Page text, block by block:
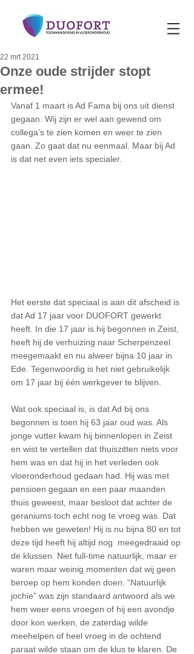
Onze oude strijder stopt
ermee!
22 mrt 2021
Vanaf 1 maart is Ad Fama bij ons uit dienst
gegaan. Wij zijn er wel aan gewend om
collega’s te zien komen en weer te zien
gaan. Zo gaat dat nu eenmaal. Maar bij Ad
is dat net even iets specialer.
Het eerste dat speciaal is aan dit afscheid is
dat Ad 17 jaar voor DUOFORT gewerkt
heeft. In die 17 jaar is hij begonnen in Zeist,
heeft hij de verhuizing naar Scherpenzeel
meegemaakt en nu alweer bijna 10 jaar in
Ede. Tegenwoordig is het niet gebruikelijk
om 17 jaar bij één werkgever te blijven.
Wat ook speciaal is, is dat Ad bij ons
begonnen is toen hij 63 jaar oud was. Als
jonge vutter kwam hij binnenlopen in Zeist
en wist te vertellen dat thuiszitten niets voor
hem was en dat hij in het verleden ook
vloeronderhoud gedaan had. Hij was met
pensioen gegaan en een paar maanden
thuis geweest, maar besloot dat achter de
geraniums toch echt nog te vroeg was. Dat
hebben we geweten! Hij is nu bijna 80 en tot
deze tijd heeft hij altijd nog  meegedraaid op
de klussen. Niet full-time natuurlijk, maar er
waren maar weinig momenten dat wij geen
beroep op hem konden doen. “Natuurlijk
jochie” was zijn standaard antwoord als we
hem weer eens vroegen of hij een avondje
door kon werken, de zaterdag wilde
meehelpen of heel vroeg in de ochtend
paraat wilde staan om de klus te klaren. De